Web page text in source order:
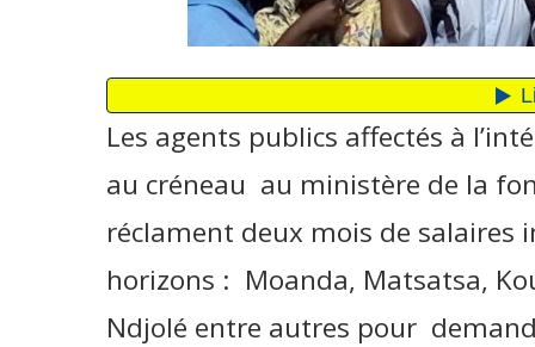
Les agents publics affectés à
au créneau au ministère de la
réclament deux mois de salaires
horizons : Moanda, Matsatsa,
Ndjolé entre autres pour